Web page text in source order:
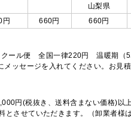
山梨県
円 660円 660円
ール便 全国一律220円 温暖期（5/
ッセージを入れてください。お見積
円(税抜き、送料含まない価格)以
させていただきます。（卸業者様は